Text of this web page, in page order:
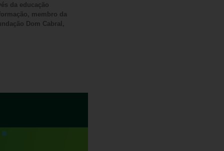
da educação
membro da
Dom Cabral,